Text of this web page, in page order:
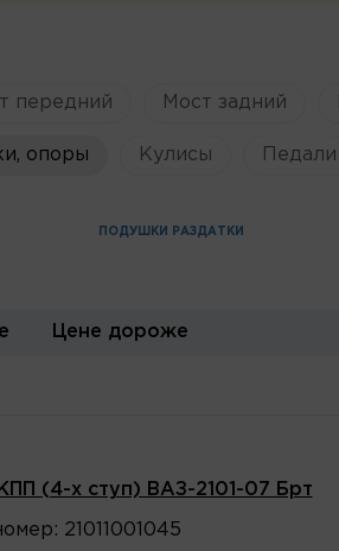
передний Мост задний
опоры Кулисы Педали
ПОДУШКИ РАЗДАТКИ
Цене дороже
(4-х ступ) ВАЗ-2101-07 Брт
: 21011001045